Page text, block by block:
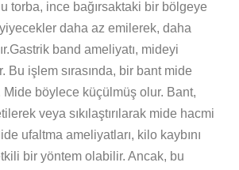
torba, ince bağırsaktaki bir bölgeye
daha az emilerek, daha
band ameliyatı, mideyi
Bu işlem sırasında, bir bant mide
böylece küçülmüş olur. Bant,
veya sıkılaştırılarak mide hacmi
ufaltma ameliyatları, kilo kaybını
bir yöntem olabilir. Ancak, bu